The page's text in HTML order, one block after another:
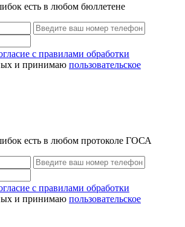
есть в любом бюллетене
с правилами обработки
и принимаю пользовательское
есть в любом протоколе ГОСА
с правилами обработки
и принимаю пользовательское